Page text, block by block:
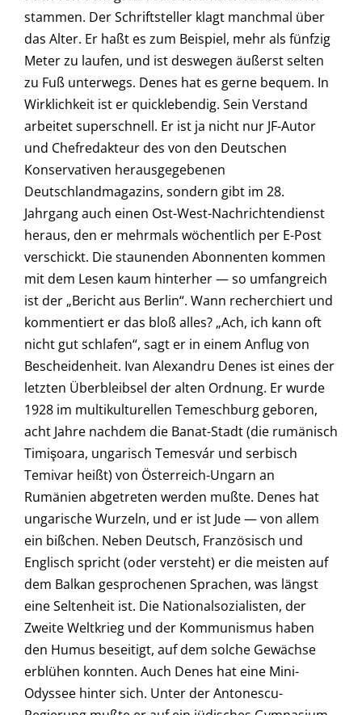
stammen. Der Schriftsteller klagt manchmal über
das Alter. Er haßt es zum Beispiel, mehr als fünfzig
Meter zu laufen, und ist deswegen äußerst selten
zu Fuß unterwegs. Denes hat es gerne bequem. In
Wirklichkeit ist er quicklebendig. Sein Verstand
arbeitet superschnell. Er ist ja nicht nur JF-Autor
und Chefredakteur des von den Deutschen
Konservativen herausgegebenen
Deutschlandmagazins, sondern gibt im 28.
Jahrgang auch einen Ost-West-Nachrichtendienst
heraus, den er mehrmals wöchentlich per E-Post
verschickt. Die staunenden Abonnenten kommen
mit dem Lesen kaum hinterher — so umfangreich
ist der „Bericht aus Berlin“. Wann recherchiert und
kommentiert er das bloß alles? „Ach, ich kann oft
nicht gut schlafen“, sagt er in einem Anflug von
Bescheidenheit. Ivan Alexandru Denes ist eines der
letzten Überbleibsel der alten Ordnung. Er wurde
1928 im multikulturellen Temeschburg geboren,
acht Jahre nachdem die Banat-Stadt (die rumänisch
Timişoara, ungarisch Temesvár und serbisch
Temivar heißt) von Österreich-Ungarn an
Rumänien abgetreten werden mußte. Denes hat
ungarische Wurzeln, und er ist Jude — von allem
ein bißchen. Neben Deutsch, Französisch und
Englisch spricht (oder versteht) er die meisten auf
dem Balkan gesprochenen Sprachen, was längst
eine Seltenheit ist. Die Nationalsozialisten, der
Zweite Weltkrieg und der Kommunismus haben
den Humus beseitigt, auf dem solche Gewächse
erblühen konnten. Auch Denes hat eine Mini-
Odyssee hinter sich. Unter der Antonescu-